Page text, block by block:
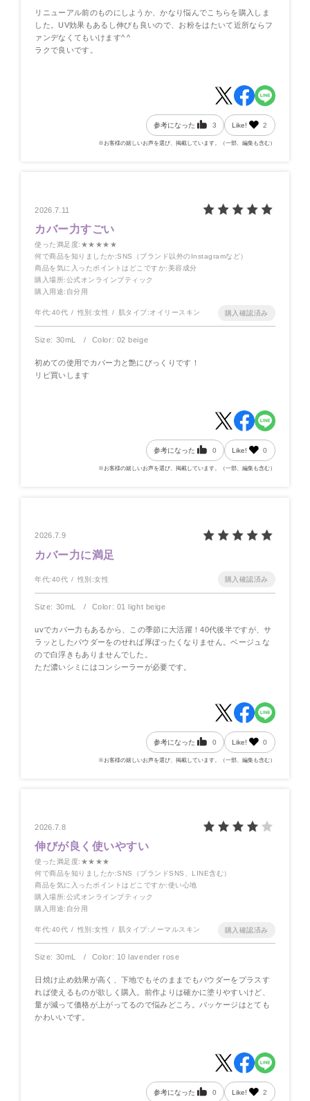
リニューアル前のものにしようか、かなり悩んでこちらを購入しま
した。UV効果もあるし伸びも良いので、お粉をはたいて近所ならフ
ァンデなくてもいけます^ ^
ラクで良いです。
参考になった 3 Like! 2
※お客様の嬉しいお声を選び、掲載しています。（一部、編集も含む）
2026.7.11
カバー力すごい
使った満足度:★★★★★
何で商品を知りましたか:SNS（ブランド以外のInstagramなど）
商品を気に入ったポイントはどこですか:美容成分
購入場所:公式オンラインブティック
購入用途:自分用
年代:40代 性別:女性 肌タイプ:オイリースキン
Size: 30mL Color: 02 beige
初めての使用でカバー力と艶にびっくりです！
リピ買いします
参考になった 0 Like! 0
※お客様の嬉しいお声を選び、掲載しています。（一部、編集も含む）
2026.7.9
カバー力に満足
年代:40代 性別:女性
Size: 30mL Color: 01 light beige
uvでカバー力もあるから、この季節に大活躍！40代後半ですが、サ
ラッとしたパウダーをのせれば厚ぼったくなりません。ベージュな
ので白浮きもありませんでした。
ただ濃いシミにはコンシーラーが必要です。
参考になった 0 Like! 0
※お客様の嬉しいお声を選び、掲載しています。（一部、編集も含む）
2026.7.8
伸びが良く使いやすい
使った満足度:★★★★
何で商品を知りましたか:SNS（ブランドSNS、LINE含む）
商品を気に入ったポイントはどこですか:使い心地
購入場所:公式オンラインブティック
購入用途:自分用
年代:40代 性別:女性 肌タイプ: ノーマルスキン
Size: 30mL Color: 10 lavender rose
日焼け止め効果が高く、下地でもそのままでもパウダーをプラスす
れば使えるものが欲しく購入。前作よりは確かに塗りやすいけど、
量が減って価格が上がってるので悩みどころ。パッケージはとても
かわいいです。
参考になった 0 Like! 2